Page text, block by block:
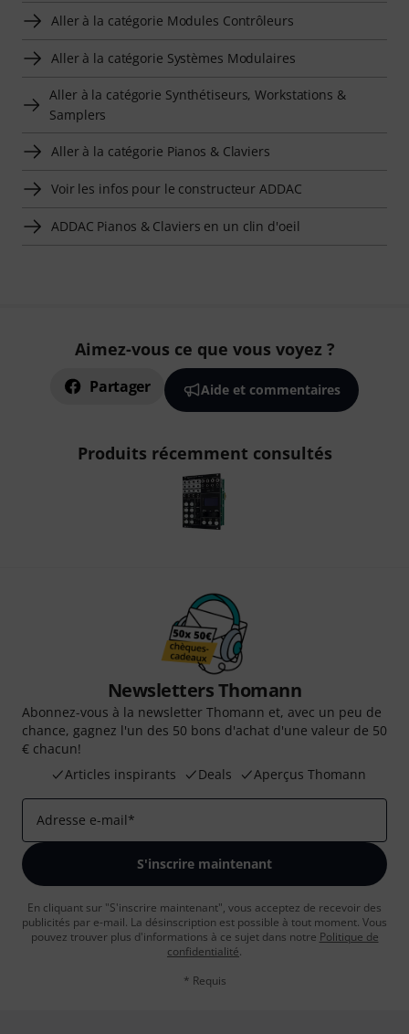
Aller à la catégorie Modules Contrôleurs
Aller à la catégorie Systèmes Modulaires
Aller à la catégorie Synthétiseurs, Workstations &
Samplers
Aller à la catégorie Pianos & Claviers
Voir les infos pour le constructeur ADDAC
ADDAC Pianos & Claviers en un clin d'oeil
Aimez-vous ce que vous voyez ?
Partager Aide et commentaires
Produits récemment consultés
Newsletters Thomann
Abonnez-vous à la newsletter Thomann et, avec un peu de
chance, gagnez l'un des 50 bons d'achat d'une valeur de 50
€ chacun!
Articles inspirants
Deals Aperçus Thomann
Adresse e-mail*
S'inscrire maintenant
En cliquant sur "S'inscrire maintenant", vous acceptez de recevoir des
publicités par e-mail. La désinscription est possible à tout moment. Vous
pouvez trouver plus d'informations à ce sujet dans notre Politique de
confidentialité.
* Requis